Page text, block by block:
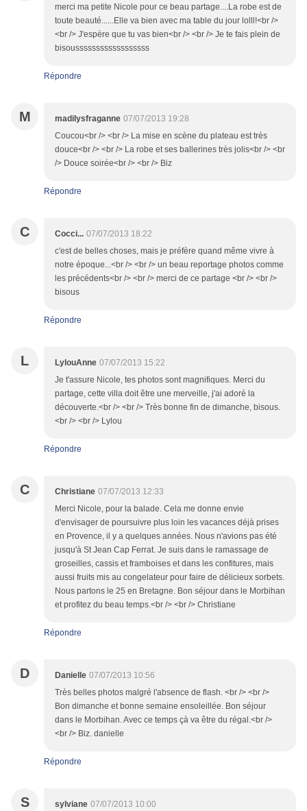
merci ma petite Nicole pour ce beau partage....La robe est de
toute beauté......Elle va bien avec ma table du jour lolll!<br />
<br /> J'espère que tu vas bien<br /> <br /> Je te fais plein de
bisoussssssssssssssssss
Répondre
M madilysfraganne 07/07/2013 19:28
Coucou<br /> <br /> La mise en scène du plateau est très
douce<br /> <br /> La robe et ses ballerines très jolis<br /> <br
/> Douce soirée<br /> <br /> Biz
Répondre
C Cocci... 07/07/2013 18:22
c'est de belles choses, mais je préfère quand même vivre à
notre époque...<br /> <br /> un beau reportage photos comme
les précédents<br /> <br /> merci de ce partage <br /> <br />
bisous
Répondre
L LylouAnne 07/07/2013 15:22
Je t'assure Nicole, tes photos sont magnifiques. Merci du
partage, cette villa doit être une merveille, j'ai adoré la
découverte.<br /> <br /> Très bonne fin de dimanche, bisous.
<br /> <br /> Lylou
Répondre
C Christiane 07/07/2013 12:33
Merci Nicole, pour la balade. Cela me donne envie
d'envisager de poursuivre plus loin les vacances déjà prises
en Provence, il y a quelques années. Nous n'avions pas été
jusqu'à St Jean Cap Ferrat. Je suis dans le ramassage de
groseilles, cassis et framboises et dans les confitures, mais
aussi fruits mis au congelateur pour faire de délicieux sorbets.
Nous partons le 25 en Bretagne. Bon séjour dans le Morbihan
et profitez du beau temps.<br /> <br /> Christiane
Répondre
D Danielle 07/07/2013 10:56
Très belles photos malgré l'absence de flash. <br /> <br />
Bon dimanche et bonne semaine ensoleillée. Bon séjour
dans le Morbihan. Avec ce temps çà va être du régal.<br />
<br /> Biz. danielle
Répondre
S sylviane 07/07/2013 10:00